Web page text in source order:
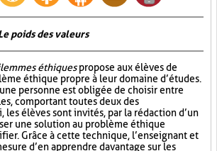
poids des valeurs
éthiquespropose aux élèves de
éthique propre à leur domaine d’études.
personne est obligée de choisir entre
comportant toutes deux des
les élèves sont invités, par la rédaction d’un
une solution au problème éthique
Grâce à cette technique, l’enseignant et
d’en apprendre davantage sur les